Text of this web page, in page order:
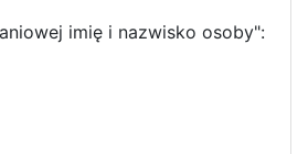
imię i nazwisko osoby":